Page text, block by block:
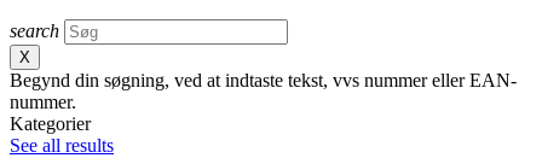
search
X
Begynd din søgning, ved at indtaste tekst, vvs nummer eller EAN-
nummer.
Kategorier
See all results